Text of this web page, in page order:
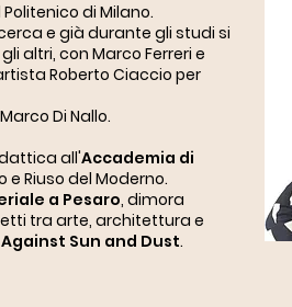
di Milano.
e già durante gli studi si
altri, con Marco Ferreri e
Roberto Ciaccio per
Di Nallo.
all'Accademia di
e Riuso del Moderno.
a Pesaro, dimora
tra arte, architettura e
Against Sun and Dust.